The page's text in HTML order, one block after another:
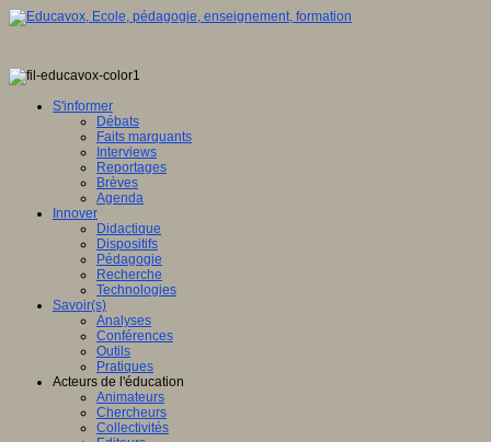
S'informer
Débats
Faits marquants
Interviews
Reportages
Brèves
Agenda
Innover
Didactique
Dispositifs
Pédagogie
Recherche
Technologies
Savoir(s)
Analyses
Conférences
Outils
Pratiques
Acteurs de l'éducation
Animateurs
Chercheurs
Collectivités